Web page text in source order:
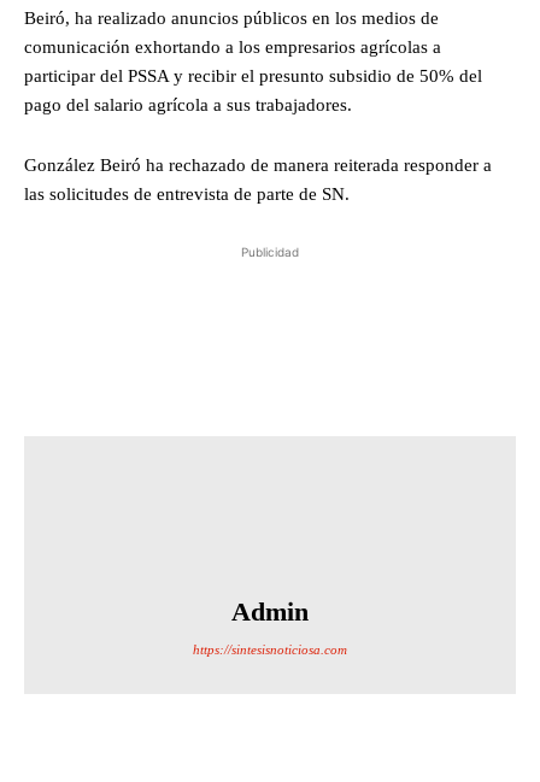
Beiró, ha realizado anuncios públicos en los medios de
comunicación exhortando a los empresarios agrícolas a
participar del PSSA y recibir el presunto subsidio de 50% del
pago del salario agrícola a sus trabajadores.
González Beiró ha rechazado de manera reiterada responder a
las solicitudes de entrevista de parte de SN.
Publicidad
Admin
https://sintesisnoticiosa.com